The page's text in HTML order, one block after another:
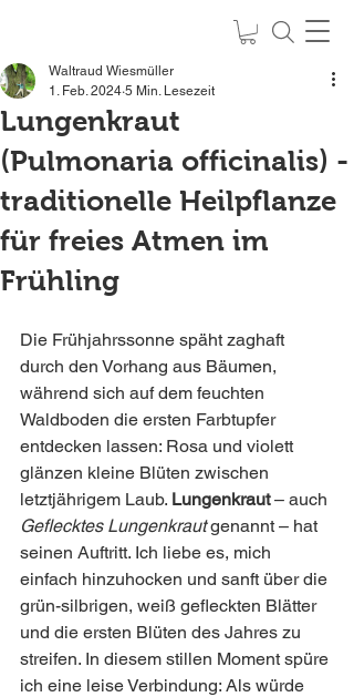
SPIRIT of NATURE
feel it-live it -love it
Kräuter
Lungenkraut
(Pulmonaria officinalis) -
traditionelle Heilpflanze
für freies Atmen im
Frühling
Waltraud Wiesmüller
1. Feb. 2024 5 Min. Lesezeit
Die Frühjahrssonne späht zaghaft
durch den Vorhang aus Bäumen,
während sich auf dem feuchten
Waldboden die ersten Farbtupfer
entdecken lassen: Rosa und violett
glänzen kleine Blüten zwischen
letztjährigem Laub. Lungenkraut – auch
Geflecktes Lungenkraut genannt – hat
seinen Auftritt. Ich liebe es, mich
einfach hinzuhocken und sanft über die
grün-silbrigen, weiß gefleckten Blätter
und die ersten Blüten des Jahres zu
streifen. In diesem stillen Moment spüre
ich eine leise Verbindung: Als würde